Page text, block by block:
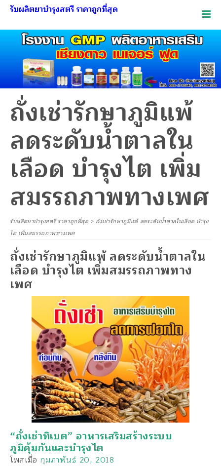
รับผลิตยาบำรุงสตรี ราคาถูกที่สุด
ถั่งเช่ารักษาภูมิแพ้
ลดระดับน้ำตาลใน
เลือด บำรุงไต เพิ่ม
สมรรถภาพทางเพศ
รับผลิตยาบำรุงสตรี ราคาถูกที่สุด > ถั่งเช่ารักษาภูมิแพ้ ลดระดับน้ำตาลในเลือด บำรุง
ไต เพิ่มสมรรถภาพทางเพศ
ถั่งเช่ารักษาภูมิแพ้ ลดระดับน้ำตาลใน
เลือด บำรุงไต เพิ่มสมรรถภาพทาง
เพศ
“ถั่งเช่าทิเบต” อาหารเสริมสร้างระบบ
ภูมิคุ้มกันและบำรุงไต
โพสเมื่อ กุมภาพันธ์ 20, 2018